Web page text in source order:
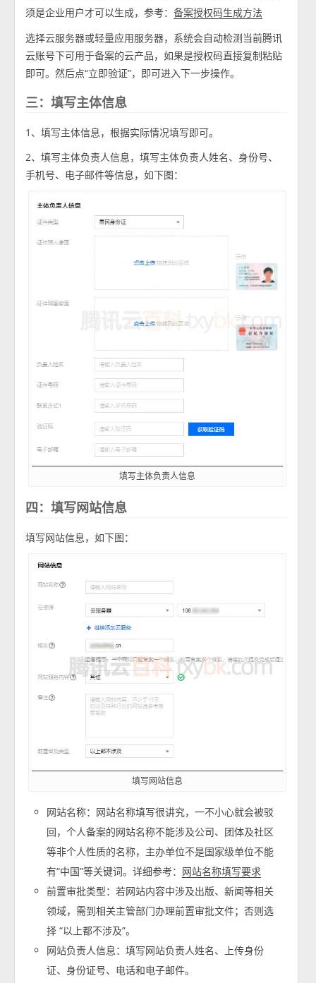
须是企业用户才可以生成，参考：备案授权码生成方法
选择云服务器或轻量应用服务器，系统会自动检测当前腾讯
云账号下可用于备案的云产品，如果是授权码直接复制粘贴
即可。然后点“立即验证”，即可进入下一步操作。
三：填写主体信息
1、填写主体信息，根据实际情况填写即可。
2、填写主体负责人信息，填写主体负责人姓名、身份号、
手机号、电子邮件等信息，如下图：
填写主体负责人信息
四：填写网站信息
填写网站信息，如下图：
填写网站信息
网站名称：网站名称填写很讲究，一不小心就会被驳
回，个人备案的网站名称不能涉及公司、团体及社区
等非个人性质的名称，主办单位不是国家级单位不能
有“中国”等关键词。详细参考：
网站名称填写要求
前置审批类型：若网站内容中涉及出版、新闻等相关
领域，需到相关主管部门办理前置审批文件；否则选
择 “以上都不涉及”。
网站负责人信息：填写网站负责人姓名、上传身份
证、身份证号、电话和电子邮件。